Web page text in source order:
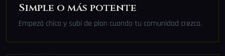
Simple o más potente
Empezá chico y subí de plan cuando tu comunidad crezca.